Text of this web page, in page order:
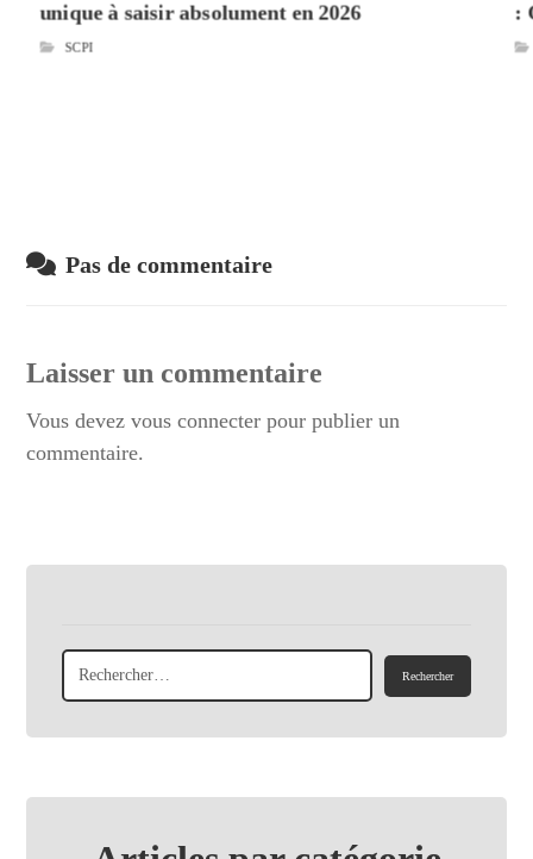
unique à saisir absolument en 2026
SCPI
:
Pas de commentaire
Laisser un commentaire
Vous devezvous connecter pour publier un
commentaire.